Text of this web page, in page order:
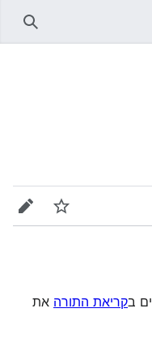
מעקב
בקריאת התורה את